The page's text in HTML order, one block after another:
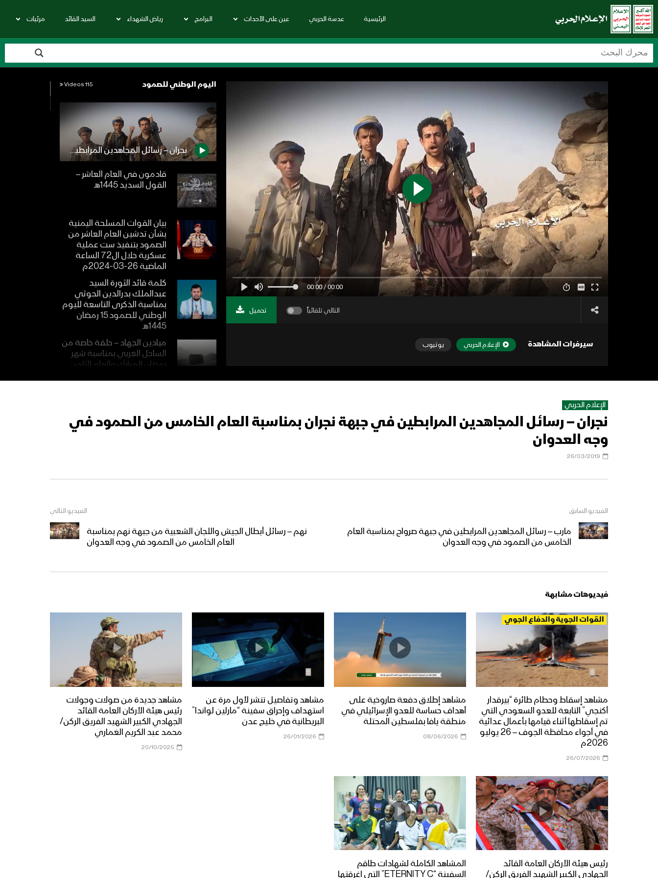
الرئيسية عدسة الحربي عين على الأحداث البرامج رياض الشهداء السيد القائد مرئيات
00:00 / 00:00
التالي تلقائياً تحميل
سيرفرات المشاهدة الإعلام الحربي يوتيوب
اليوم الوطني للصمود 115 Videos
نجران – رسائل المجاهدين المرابطين في جبهة نجران بمناسبة العام الخامس من الصمود في وجه العدوان
قادمون في العام العاشر –
القول السديد 1445هـ
بيان القوات المسلحة اليمنية
بشأن تدشين العام العاشر من
الصمود بتنفيذ ست عملية
عسكرية خلال ال72 الساعة
الماضية 26-03-2024م
كلمة قائد الثورة السيد
عبدالملك بدرالدين الحوثي
بمناسبة الذكرى التاسعة لليوم
الوطني للصمود 15 رمضان
1445هـ
ميادين الجهاد – حلقة خاصة من
الساحل الغربي بمناسبة شهر
رمضان المبارك والعام الثامن
الثامنة للعدوان “اليوم الوطني
القوات المسلحة اليمنية تنفذ
مناورة “الصمود بوجه العدوان”
العسكرية
نشيد الويل لكم | فرقة أنصار الله
قصيدة ( ثامن سنة ) الشاعر صقر
اللاحجي – الإعلام الحربي
1443هـ
حذو الأنصار – القول السديد
1443هـ
الإعلام الحربي
نجران – رسائل المجاهدين المرابطين في جبهة نجران بمناسبة العام الخامس من الصمود في
وجه العدوان
26/03/2019
الفيديو السابق
مارب – رسائل المجاهدين المرابطين في جبهة صرواح بمناسبة العام
الخامس من الصمود في وجه العدوان
الفيديو التالي
نهم – رسائل أبطال الجيش واللجان الشعبية من جبهة نهم بمناسبة
العام الخامس من الصمود في وجه العدوان
فيديوهات مشابهة
القوات الجوية والدفاع الجوي
مشاهد إسقاط وحطام طائرة “بيرقدار
أكنجي” التابعة للعدو السعودي التي
تم إسقاطها أثناء قيامها بأعمال عدائية
في أجواء محافظة الجوف – 26 يوليو
2026م
26/07/2026
مشاهد إطلاق دفعة صاروخية على
أهداف حساسة للعدو الإسرائيلي في
منطقة يافا بفلسطين المحتلة
08/06/2026
مشاهد وتفاصيل تنشر لأول مرة عن
استهداف وإحراق سفينة “مارلين لواندا”
البريطانية في خليج عدن
26/01/2026
مشاهد جديدة من صولات وجولات
رئيس هيئة الأركان العامة القائد
الجهادي الكبير الشهيد الفريق الركن/
محمد عبد الكريم الغماري
20/10/2025
رئيس هيئة الأركان العامة القائد
الجهادي الكبير الشهيد الفريق الركن/
المشاهد الكاملة لشهادات طاقم
السفينة “ETERNITY C” التي اغرقتها